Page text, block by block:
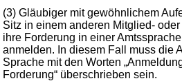
(3) Gläubiger mit gewöhnlichem
Sitz in einem anderen Mitglied-
ihre Forderung in einer
anmelden. In diesem Fall muss die
Sprache mit den Worten
Forderung“ überschrieben sein.